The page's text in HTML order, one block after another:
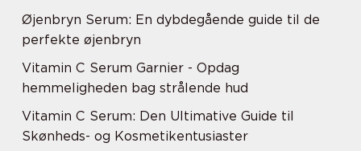
Øjenbryn Serum: En dybdegående guide til de
perfekte øjenbryn
Vitamin C Serum Garnier - Opdag
hemmeligheden bag strålende hud
Vitamin C Serum: Den Ultimative Guide til
Skønheds- og Kosmetikentusiaster